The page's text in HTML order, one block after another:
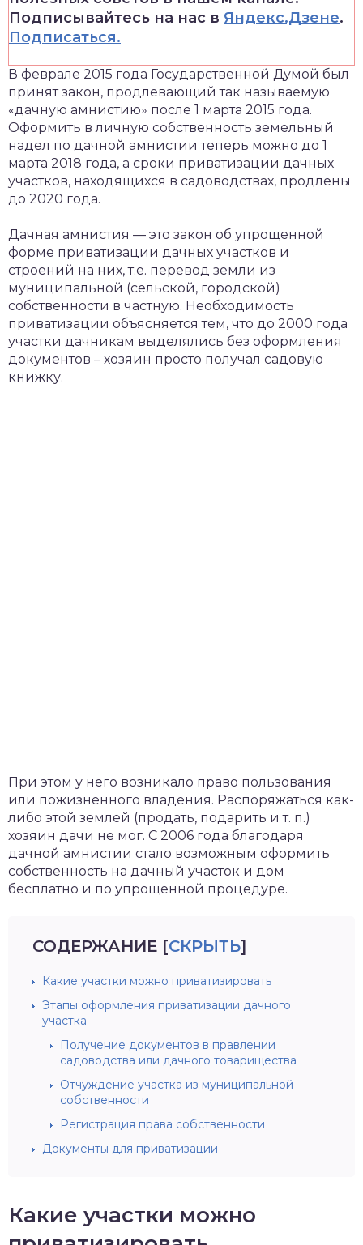
Подписывайтесь на нас в Яндекс.Дзене.
Подписаться.
В феврале 2015 года Государственной Думой был
принят закон, продлевающий так называемую
«дачную амнистию» после 1 марта 2015 года.
Оформить в личную собственность земельный
надел по дачной амнистии теперь можно до 1
марта 2018 года, а сроки приватизации дачных
участков, находящихся в садоводствах, продлены
до 2020 года.
Дачная амнистия — это закон об упрощенной
форме приватизации дачных участков и
строений на них, т.е. перевод земли из
муниципальной (сельской, городской)
собственности в частную. Необходимость
приватизации объясняется тем, что до 2000 года
участки дачникам выделялись без оформления
документов – хозяин просто получал садовую
книжку.
При этом у него возникало право пользования
или пожизненного владения. Распоряжаться как-
либо этой землей (продать, подарить и т. п.)
хозяин дачи не мог. С 2006 года благодаря
дачной амнистии стало возможным оформить
собственность на дачный участок и дом
бесплатно и по упрощенной процедуре.
СОДЕРЖАНИЕ [СКРЫТЬ]
Какие участки можно приватизировать
Этапы оформления приватизации дачного
участка
Получение документов в правлении
садоводства или дачного товарищества
Отчуждение участка из муниципальной
собственности
Регистрация права собственности
Документы для приватизации
Какие участки можно